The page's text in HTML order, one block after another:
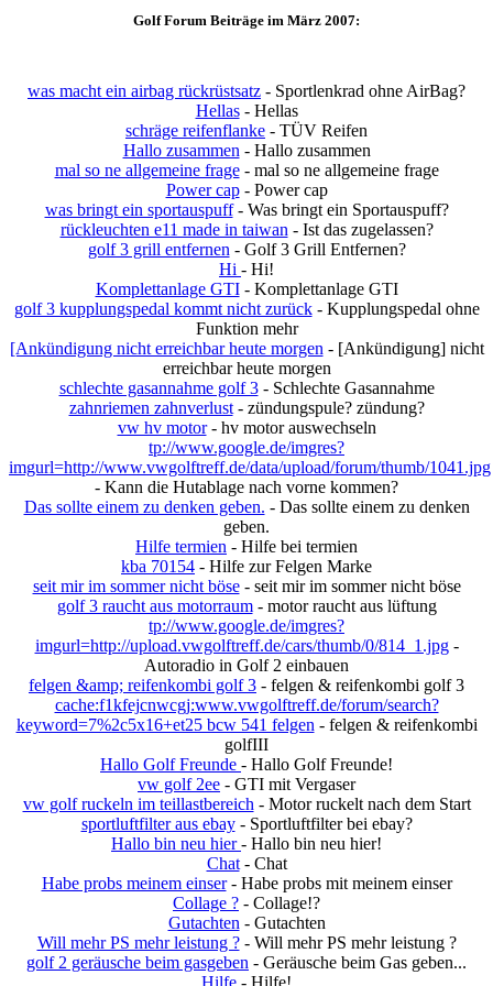
Golf Forum Beiträge im März 2007:
was macht ein airbag rückrüstsatz - Sportlenkrad ohne AirBag?
Hellas- Hellas
schräge reifenflanke - TÜV Reifen
Hallo zusammen - Hallo zusammen
mal so ne allgemeine frage- mal so ne allgemeine frage
Power cap- Power cap
was bringt ein sportauspuff- Was bringt ein Sportauspuff?
rückleuchten e11 made in taiwan - Ist das zugelassen?
golf 3 grill entfernen - Golf 3 Grill Entfernen?
Hi - Hi!
Komplettanlage GTI- Komplettanlage GTI
golf 3 kupplungspedal kommt nicht zurück- Kupplungspedal ohne
Funktion mehr
[Ankündigung nicht erreichbar heute morgen - [Ankündigung] nicht
erreichbar heute morgen
schlechte gasannahme golf 3- Schlechte Gasannahme
zahnriemen zahnverlust- zündungspule? zündung?
vw hv motor- hv motor auswechseln
tp://www.google.de/imgres?
imgurl=http://www.vwgolftreff.de/data/upload/forum/thumb/1041.jpg
- Kann die Hutablage nach vorne kommen?
Das sollte einem zu denken geben. - Das sollte einem zu denken
geben.
Hilfe termien - Hilfe bei termien
kba 70154 - Hilfe zur Felgen Marke
seit mir im sommer nicht böse- seit mir im sommer nicht böse
golf 3 raucht aus motorraum- motor raucht aus lüftung
tp://www.google.de/imgres?
imgurl=http://upload.vwgolftreff.de/cars/thumb/0/814_1.jpg-
Autoradio in Golf 2 einbauen
felgen &amp; reifenkombi golf 3 - felgen & reifenkombi golf 3
cache:f1kfejcnwcgj:www.vwgolftreff.de/forum/search?
keyword=7%2c5x16+et25 bcw 541 felgen - felgen & reifenkombi
golfIII
Hallo Golf Freunde - Hallo Golf Freunde!
vw golf 2ee - GTI mit Vergaser
vw golf ruckeln im teillastbereich - Motor ruckelt nach dem Start
sportluftfilter aus ebay- Sportluftfilter bei ebay?
Hallo bin neu hier- Hallo bin neu hier!
Chat- Chat
Habe probs meinem einser- Habe probs mit meinem einser
Collage ? - Collage!?
Gutachten - Gutachten
Will mehr PS mehr leistung ?- Will mehr PS mehr leistung ?
golf 2 geräusche beim gasgeben - Geräusche beim Gas geben...
Hilfe - Hilfe!